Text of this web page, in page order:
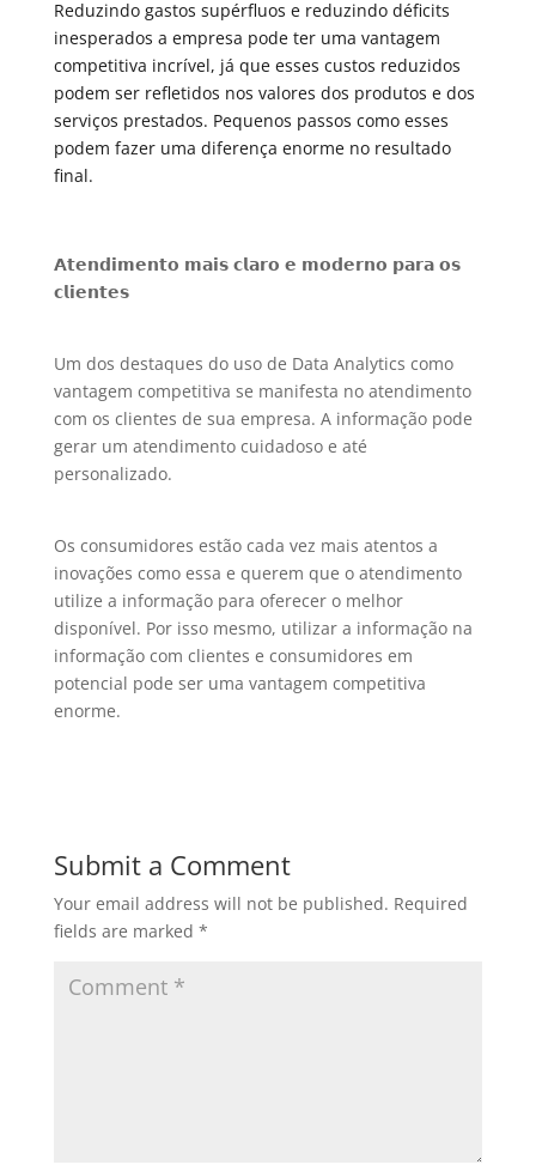
Reduzindo gastos supérfluos e reduzindo déficits
inesperados a empresa pode ter uma vantagem
competitiva incrível, já que esses custos reduzidos
podem ser refletidos nos valores dos produtos e dos
serviços prestados. Pequenos passos como esses
podem fazer uma diferença enorme no resultado
final.
𝗔𝘁𝗲𝗻𝗱𝗶𝗺𝗲𝗻𝘁𝗼 𝗺𝗮𝗶𝘀 𝗰𝗹𝗮𝗿𝗼 𝗲 𝗺𝗼𝗱𝗲𝗿𝗻𝗼 𝗽𝗮𝗿𝗮 𝗼𝘀
𝗰𝗹𝗶𝗲𝗻𝘁𝗲𝘀
Um dos destaques do uso de Data Analytics como
vantagem competitiva se manifesta no atendimento
com os clientes de sua empresa. A informação pode
gerar um atendimento cuidadoso e até
personalizado.
Os consumidores estão cada vez mais atentos a
inovações como essa e querem que o atendimento
utilize a informação para oferecer o melhor
disponível. Por isso mesmo, utilizar a informação na
informação com clientes e consumidores em
potencial pode ser uma vantagem competitiva
enorme.
Submit a Comment
Your email address will not be published. Required
fields are marked *